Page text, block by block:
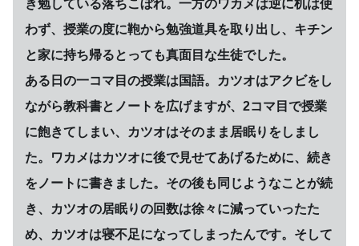
き勉している落ちこぼれ。一方のワカメは逆に机は使
わず、授業の度に鞄から勉強道具を取り出し、キチン
と家に持ち帰るとっても真面目な生徒でした。
ある日の一コマ目の授業は国語。カツオはアクビをし
ながら教科書とノートを広げますが、2コマ目で授業
に飽きてしまい、カツオはそのまま居眠りをしまし
た。ワカメはカツオに後で見せてあげるために、続き
をノートに書きました。その後も同じようなことが続
き、カツオの居眠りの回数は徐々に減っていったた
め、カツオは寝不足になってしまったんです。そして